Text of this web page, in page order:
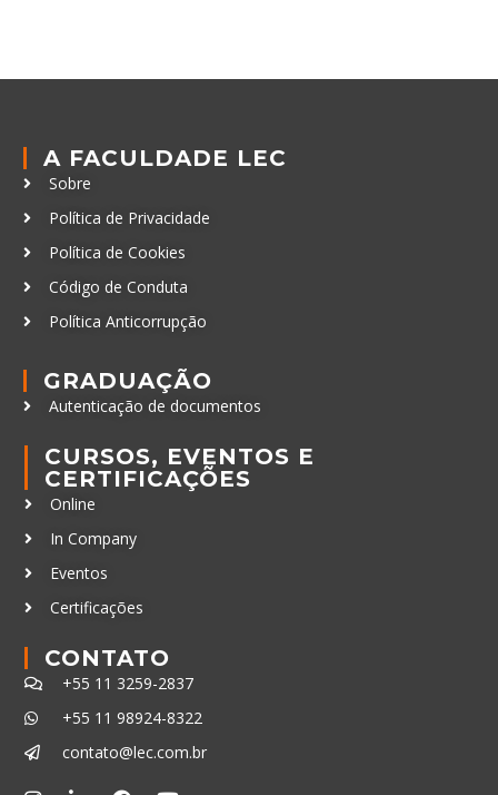
A FACULDADE LEC
Sobre
Política de Privacidade
Política de Cookies
Código de Conduta
Política Anticorrupção
GRADUAÇÃO
Autenticação de documentos
CURSOS, EVENTOS E
CERTIFICAÇÕES
Online
In Company
Eventos
Certificações
CONTATO
+55 11 3259-2837
+55 11 98924-8322
contato@lec.com.br